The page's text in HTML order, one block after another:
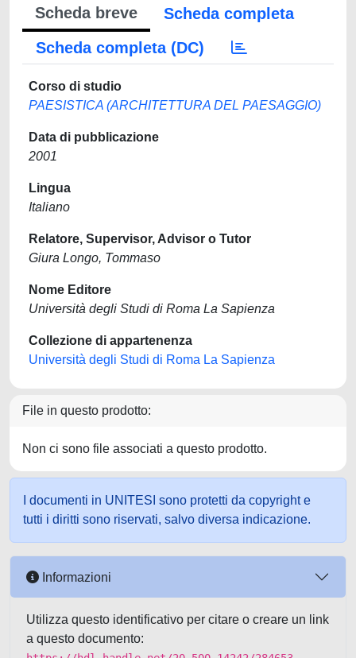
Scheda breve
Scheda completa
Scheda completa (DC)
Corso di studio
PAESISTICA (ARCHITETTURA DEL PAESAGGIO)
Data di pubblicazione
2001
Lingua
Italiano
Relatore, Supervisor, Advisor o Tutor
Giura Longo, Tommaso
Nome Editore
Università degli Studi di Roma La Sapienza
Collezione di appartenenza
Università degli Studi di Roma La Sapienza
File in questo prodotto:
Non ci sono file associati a questo prodotto.
I documenti in UNITESI sono protetti da copyright e
tutti i diritti sono riservati, salvo diversa indicazione.
Informazioni
Utilizza questo identificativo per citare o creare un link
a questo documento: